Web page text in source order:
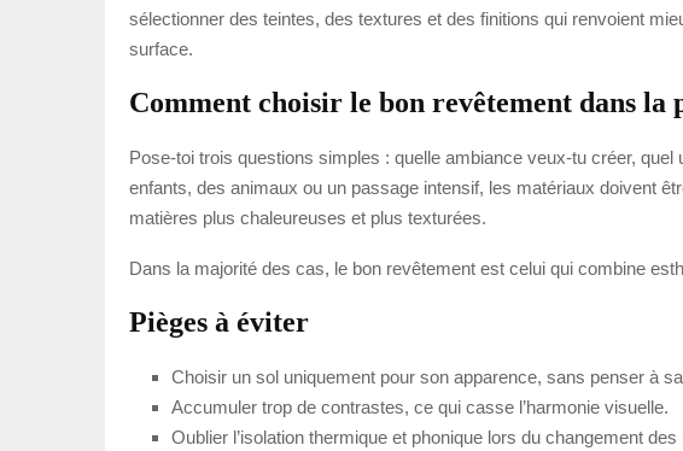
sélectionner des teintes, des textures et des finitions qui renvoient
surface.
Comment choisir le bon revêtement dans la
Pose-toi trois questions simples : quelle ambiance veux-tu créer,
enfants, des animaux ou un passage intensif, les matériaux doivent
matières plus chaleureuses et plus texturées.
Dans la majorité des cas, le bon revêtement est celui qui combine
Pièges à éviter
Choisir un sol uniquement pour son apparence, sans penser à
Accumuler trop de contrastes, ce qui casse l’harmonie visuelle.
Oublier l’isolation thermique et phonique lors du changement